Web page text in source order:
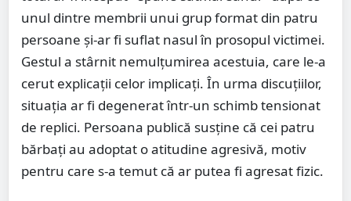
unul dintre membrii unui grup format din patru
persoane și-ar fi suflat nasul în prosopul victimei.
Gestul a stârnit nemulțumirea acestuia, care le-a
cerut explicații celor implicați. În urma discuțiilor,
situația ar fi degenerat într-un schimb tensionat
de replici. Persoana publică susține că cei patru
bărbați au adoptat o atitudine agresivă, motiv
pentru care s-a temut că ar putea fi agresat fizic.